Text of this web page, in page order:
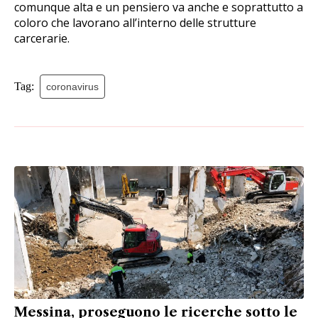
comunque alta e un pensiero va anche e soprattutto a
coloro che lavorano all’interno delle strutture
carcerarie.
Tag: coronavirus
Messina, proseguono le ricerche sotto le